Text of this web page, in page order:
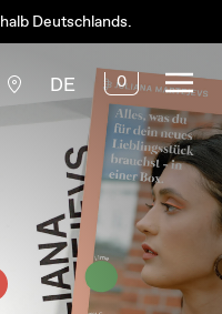
Deutschlands.
DE 0